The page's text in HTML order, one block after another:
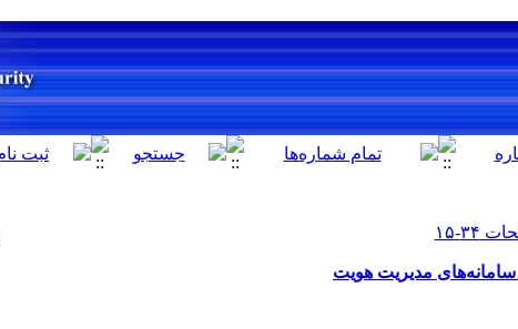
مدیریت هویت